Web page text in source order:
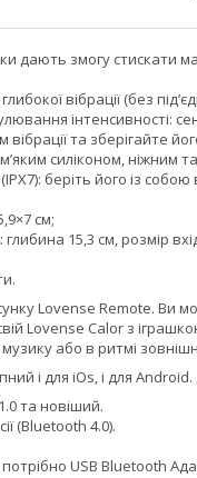
дають змогу стискати
вібрації (без
інтенсивності:
та зберігайте
силіконом, ніжним
беріть його із
см;
15,3 см, розмір
Lovense Remote.
Lovense Calor з
музику або в ритмі
і для iOs, і для
та новіший.
(Bluetooth 4.0).
USB Bluetooth